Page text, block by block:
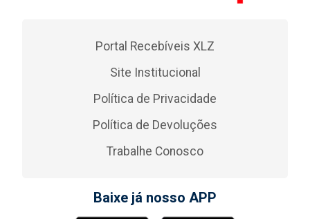
Portal Recebíveis XLZ
Site Institucional
Política de Privacidade
Política de Devoluções
Trabalhe Conosco
Baixe já nosso APP